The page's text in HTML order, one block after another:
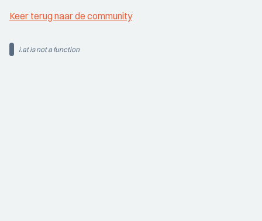
Keer terug naar de community
i.at is not a function